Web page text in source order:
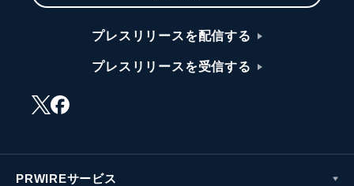
プレスリリースを配信する
プレスリリースを受信する
PRWIREサービス